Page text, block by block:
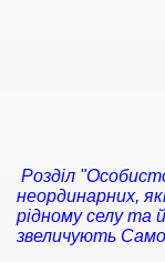
Розділ
неординарних,
рідному селу та
звеличують